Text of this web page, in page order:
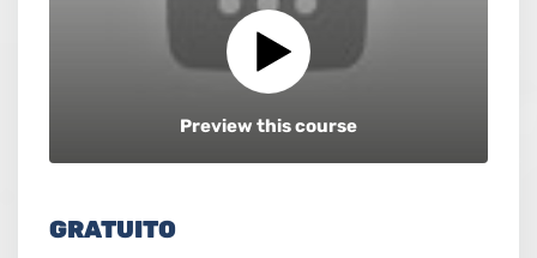
Preview this course
GRATUITO